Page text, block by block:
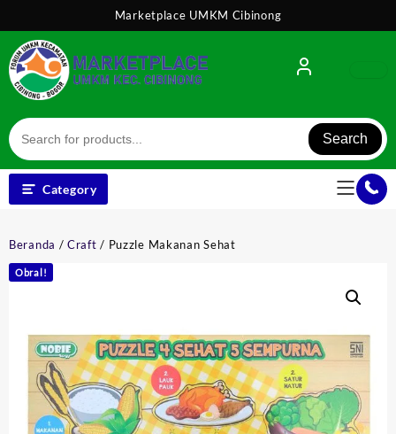
content
Marketplace UMKM Cibinong
Search
Category
Beranda /Craft / Puzzle Makanan Sehat
Obral!